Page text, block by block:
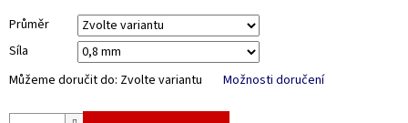
Průměr
Síla
Můžeme doručit do: Zvolte variantu Možnosti doručení